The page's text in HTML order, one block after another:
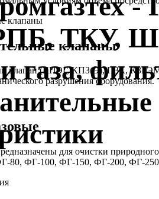
клапаны
клапаны
клапан (КПЭГ, КПЗ(Э), ПЗК,
разрушения оборудования.
для очистки
80, ФГ-100, ФГ-150, ФГ-200, ФГ-
ТКУ,
газа,